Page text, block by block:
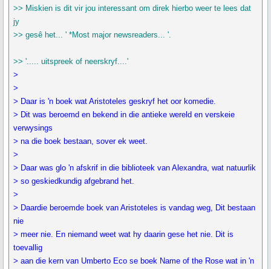
>> Miskien is dit vir jou interessant om direk hierbo weer te lees dat
jy
>> gesê het... ' *Most major newsreaders... '.
>> '..... uitspreek of neerskryf....'
>
>
> Daar is 'n boek wat Aristoteles geskryf het oor komedie.
> Dit was beroemd en bekend in die antieke wereld en verskeie
verwysings
> na die boek bestaan, sover ek weet.
>
> Daar was glo 'n afskrif in die biblioteek van Alexandra, wat natuurlik
> so geskiedkundig afgebrand het.
>
> Daardie beroemde boek van Aristoteles is vandag weg, Dit bestaan
nie
> meer nie. En niemand weet wat hy daarin gese het nie. Dit is
toevallig
> aan die kern van Umberto Eco se boek Name of the Rose wat in 'n